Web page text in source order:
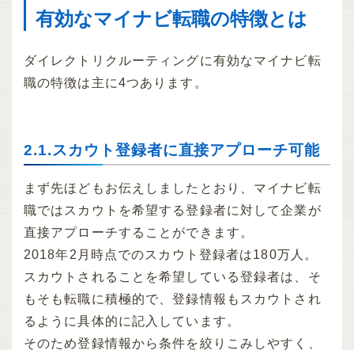
有効なマイナビ転職の特徴とは
ダイレクトリクルーティングに有効なマイナビ転
職の特徴は主に4つあります。
2.1.スカウト登録者に直接アプローチ可能
まず先ほどもお伝えしましたとおり、マイナビ転
職ではスカウトを希望する登録者に対して企業が
直接アプローチすることができます。
2018年2月時点でのスカウト登録者は180万人。
スカウトされることを希望している登録者は、そ
もそも転職に積極的で、登録情報もスカウトされ
るように具体的に記入しています。
そのため登録情報から条件を絞りこみしやすく、